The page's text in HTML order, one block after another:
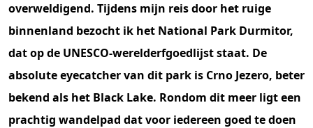
overweldigend. Tijdens mijn reis door het ruige
binnenland bezocht ik het National Park Durmitor,
dat op de UNESCO-werelderfgoedlijst staat. De
absolute eyecatcher van dit park is Crno Jezero, beter
bekend als het Black Lake. Rondom dit meer ligt een
prachtig wandelpad dat voor iedereen goed te doen